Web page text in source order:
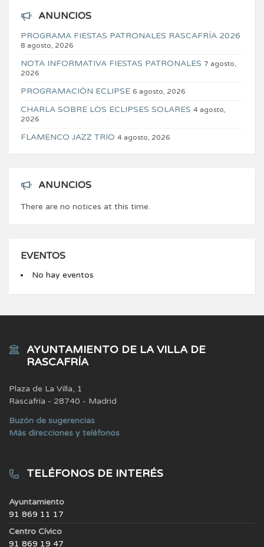
ANUNCIOS
PROGRAMA FIESTAS PATRONALES RASCAFRÍA 2026
8 agosto, 2026
NOTA INFORMATIVA FIESTAS PATRONALES 7 agosto,
2026
PROGRAMACIÓN ECLIPSE 6 agosto, 2026
CHARLA SOBRE LOS ECLIPSES SOLARES 4 agosto,
2026
FLAMENCO JAZZ TRIO 4 agosto, 2026
ANUNCIOS
There are no notices at this time.
EVENTOS
No hay eventos
AYUNTAMIENTO DE LA VILLA DE
RASCAFRÍA
Plaza de La Villa, 1
Rascafría - 28740 - Madrid
Buzón de sugerencias
Más direcciones y teléfonos
TELÉFONOS DE INTERÉS
Ayuntamiento
91 869 11 17
Centro Cívico
91 869 19 47